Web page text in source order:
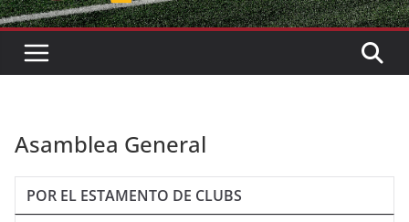
Asamblea General
POR EL ESTAMENTO DE CLUBS